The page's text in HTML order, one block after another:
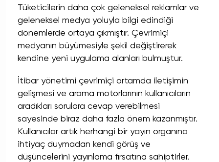
Tüketicilerin daha çok geleneksel reklamlar ve
geleneksel medya yoluyla bilgi edindiği
dönemlerde ortaya çıkmıştır. Çevrimiçi
medyanın büyümesiyle şekil değiştirerek
kendine yeni uygulama alanları bulmuştur.
İtibar yönetimi çevrimiçi ortamda iletişimin
gelişmesi ve arama motorlarının kullanıcıların
aradıkları sorulara cevap verebilmesi
sayesinde biraz daha fazla önem kazanmıştır.
Kullanıcılar artık herhangi bir yayın organına
ihtiyaç duymadan kendi görüş ve
düşüncelerini yayınlama fırsatına sahiptirler.